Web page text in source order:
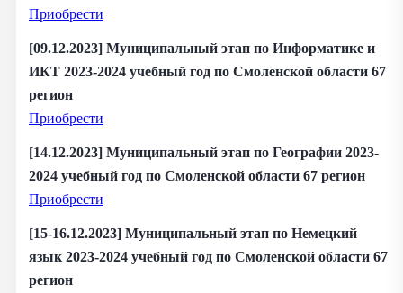
Приобрести
[09.12.2023] Муниципальный этап по Информатике и
ИКТ 2023-2024 учебный год по Смоленской области 67
регион
Приобрести
[14.12.2023] Муниципальный этап по Географии 2023-
2024 учебный год по Смоленской области 67 регион
Приобрести
[15-16.12.2023] Муниципальный этап по Немецкий
язык 2023-2024 учебный год по Смоленской области 67
регион